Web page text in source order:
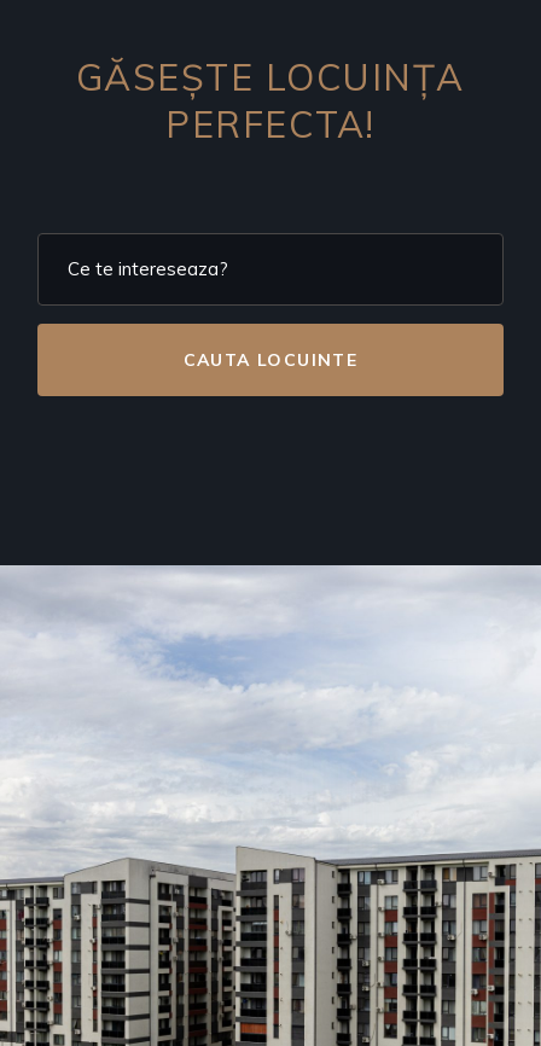
GĂSEȘTE LOCUINȚA
PERFECTA!
CAUTA LOCUINTE